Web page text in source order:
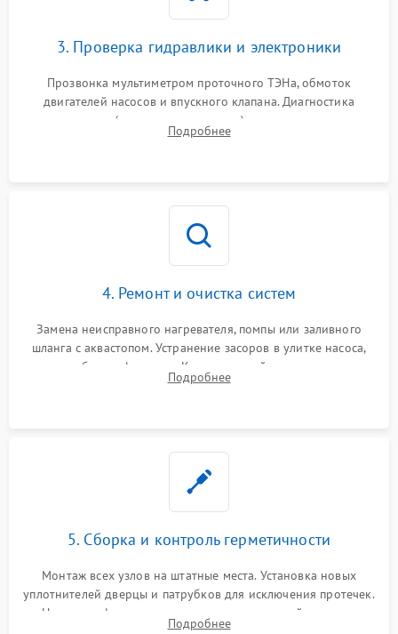
3. Проверка гидравлики и электроники
Прозвонка мультиметром проточного ТЭНа, обмоток
двигателей насосов и впускного клапана. Диагностика
прессостата (датчика уровня воды), датчика мутности,
концевика дверцы и электронного модуля управления.
Подробнее
4. Ремонт и очистка систем
Замена неисправного нагревателя, помпы или заливного
шланга с аквастопом. Устранение засоров в улитке насоса,
патрубках и фильтрах. Компонентный ремонт платы
управления, восстановление поврежденной проводки.
Подробнее
5. Сборка и контроль герметичности
Монтаж всех узлов на штатные места. Установка новых
уплотнителей дверцы и патрубков для исключения протечек.
Надежная фиксация хомутов гидравлической системы,
Подробнее